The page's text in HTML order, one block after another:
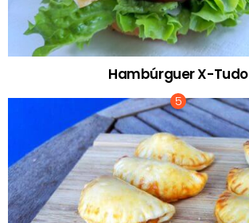
Hambúrguer X-Tudo